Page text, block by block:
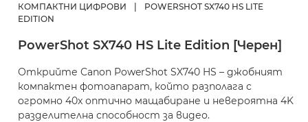
КОМПАКТНИ ЦИФРОВИ
POWERSHOT SX740 HS LITE
EDITION
PowerShot SX740 HS Lite Edition [Черен]
Открийте Canon PowerShot SX740 HS – джобният
компактен фотоапарат, който разполага с
огромно 40x оптично мащабиране и невероятна 4K
разделителна способност за видео.